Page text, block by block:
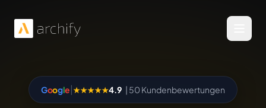
Google|★★★★★4.9 | 50 Kundenbewertungen